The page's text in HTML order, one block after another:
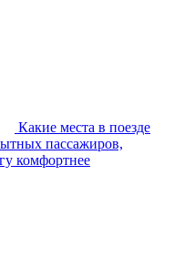
Какие места в поезде
пассажиров,
комфортнее